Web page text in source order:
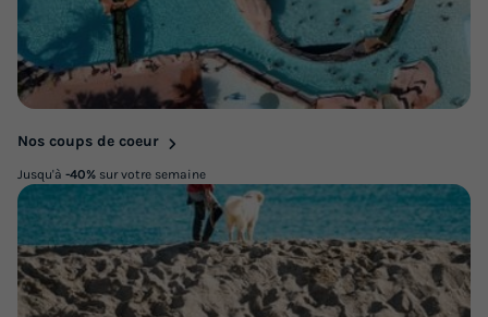
Nos coups de coeur
Jusqu'à -40% sur votre semaine